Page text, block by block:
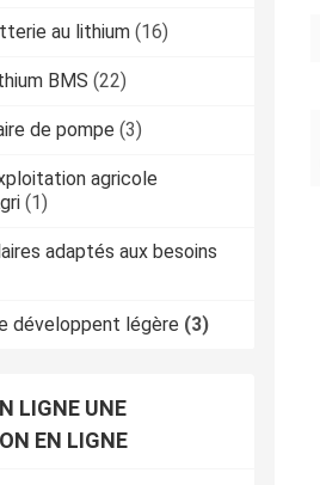
au lithium (16)
BMS (22)
de pompe (3)
agricole
(1)
adaptés aux besoins
développent légère (3)
LIGNE UNE
EN LIGNE